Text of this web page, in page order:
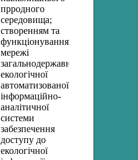
прродного
середовища;
створенням та
функціонуванням
мережі
загальнодержавної
екологічної
автоматизованої
інформаційно-
аналітичної
системи
забезпечення
доступу до
екологічної